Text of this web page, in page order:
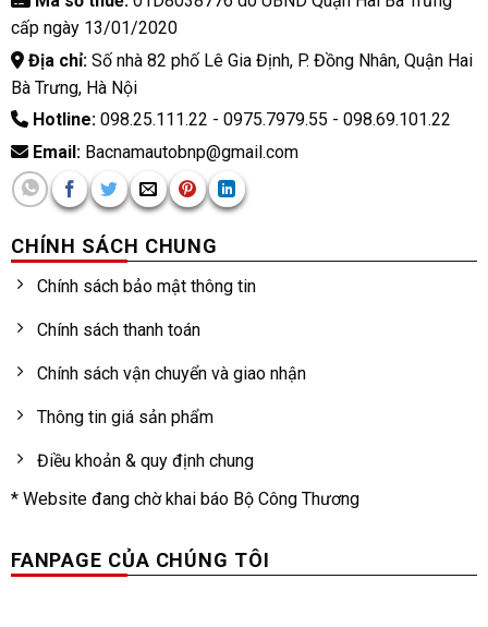
cấp ngày 13/01/2020
Địa chỉ:Số nhà 82 phố Lê Gia Định, P. Đồng Nhân, Quận Hai
Bà Trưng, Hà Nội
Hotline:098.25.111.22 - 0975.7979.55 - 098.69.101.22
Email:Bacnamautobnp@gmail.com
CHÍNH SÁCH CHUNG
Chính sách bảo mật thông tin
Chính sách thanh toán
Chính sách vận chuyển và giao nhận
Thông tin giá sản phẩm
Điều khoản & quy định chung
* Website đang chờ khai báo Bộ Công Thương
FANPAGE CỦA CHÚNG TÔI